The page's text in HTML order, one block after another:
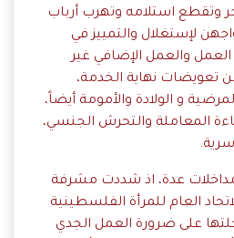
وتقطع استلامه وتهرب أرباب
لإستغلال والتمييز في
والعمل الإضافي غير
تعويضات نهاية الخدمة،
و الولادة والأمومة أيضاً،
المعاملة والتحرش الجنسي،
عدة، اذ شددت مشرفة
العام للمرأة الفلسطينية
على ضرورة العمل الجدي